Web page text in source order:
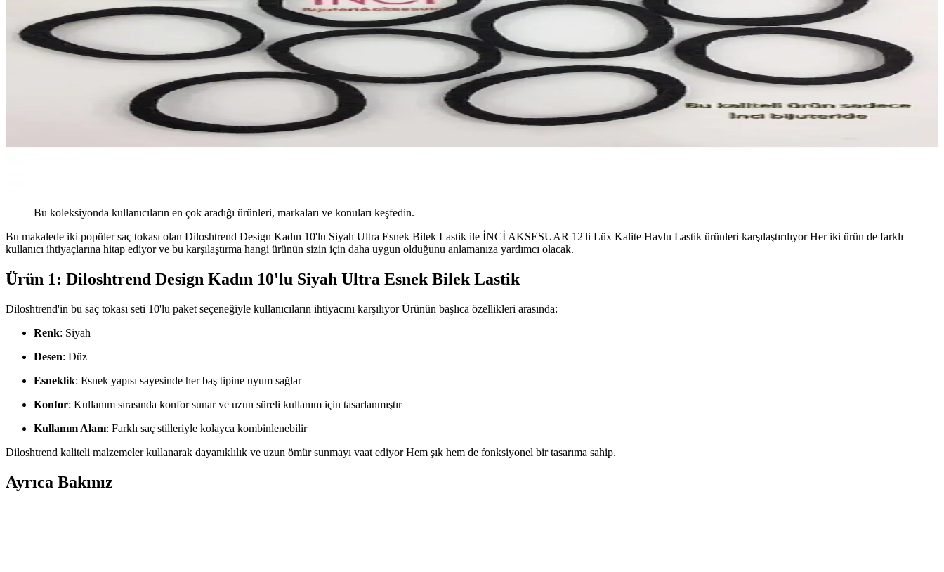
Bu koleksiyonda kullanıcıların en çok aradığı ürünleri, markaları ve konuları keşfedin.
Bu makalede iki popüler saç tokası olan Diloshtrend Design Kadın 10'lu Siyah Ultra Esnek Bilek Lastik ile İNCİ AKSESUAR 12'li Lüx Kalite Havlu Lastik ürünleri karşılaştırılıyor Her iki ürün de farklı
kullanıcı ihtiyaçlarına hitap ediyor ve bu karşılaştırma hangi ürünün sizin için daha uygun olduğunu anlamanıza yardımcı olacak.
Ürün 1: Diloshtrend Design Kadın 10'lu Siyah Ultra Esnek Bilek Lastik
Diloshtrend'in bu saç tokası seti 10'lu paket seçeneğiyle kullanıcıların ihtiyacını karşılıyor Ürünün başlıca özellikleri arasında:
Renk: Siyah
Desen: Düz
Esneklik: Esnek yapısı sayesinde her baş tipine uyum sağlar
Konfor: Kullanım sırasında konfor sunar ve uzun süreli kullanım için tasarlanmıştır
Kullanım Alanı: Farklı saç stilleriyle kolayca kombinlenebilir
Diloshtrend kaliteli malzemeler kullanarak dayanıklılık ve uzun ömür sunmayı vaat ediyor Hem şık hem de fonksiyonel bir tasarıma sahip.
Ayrıca Bakınız